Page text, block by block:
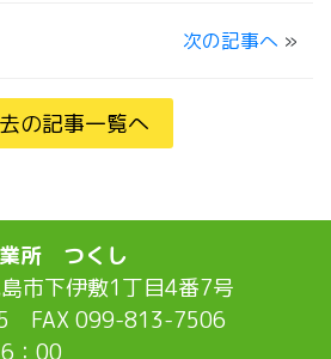
次の記事へ »
の記事一覧へ
所 つくし
市下伊敷1丁目4番7号
FAX 099-813-7506
：00